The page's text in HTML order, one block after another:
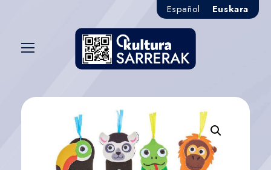
Español Euskara